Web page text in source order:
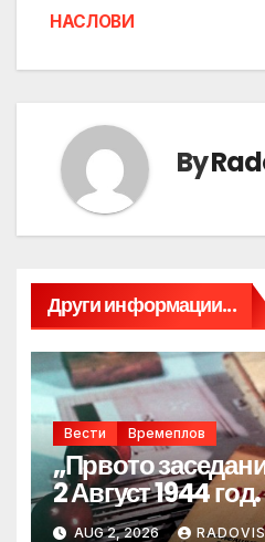
НАСЛОВИ
By
Други информации...
Вести Времеплов
„Првото
2 Август 1944 год.
AUG 2, 2026